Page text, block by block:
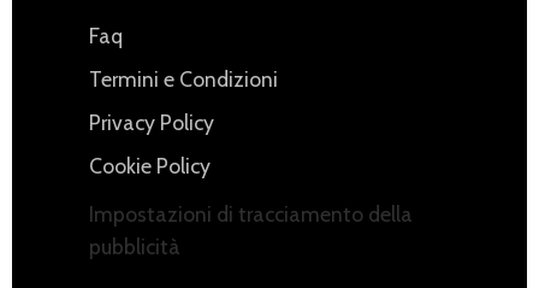
Faq
Termini e Condizioni
Privacy Policy
Cookie Policy
Impostazioni di tracciamento della
pubblicità